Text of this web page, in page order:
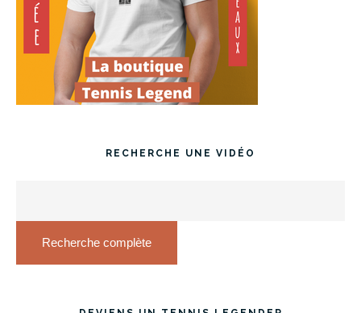
RECHERCHE UNE VIDÉO
Recherche complète